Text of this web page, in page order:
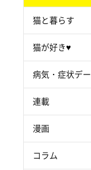
猫と暮らす
猫が好き♥
病気・症状デ
連載
漫画
コラム